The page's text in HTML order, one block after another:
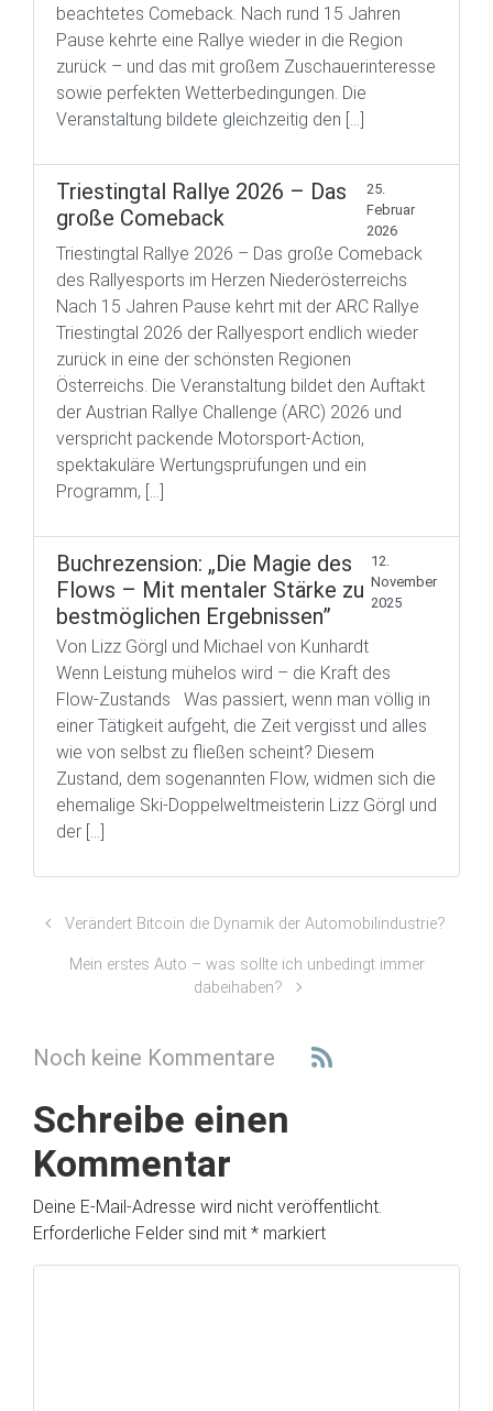
beachtetes Comeback. Nach rund 15 Jahren
Pause kehrte eine Rallye wieder in die Region
zurück – und das mit großem Zuschauerinteresse
sowie perfekten Wetterbedingungen. Die
Veranstaltung bildete gleichzeitig den […]
Triestingtal Rallye 2026 – Das
große Comeback
25.
Februar
2026
Triestingtal Rallye 2026 – Das große Comeback
des Rallyesports im Herzen Niederösterreichs
Nach 15 Jahren Pause kehrt mit der ARC Rallye
Triestingtal 2026 der Rallyesport endlich wieder
zurück in eine der schönsten Regionen
Österreichs. Die Veranstaltung bildet den Auftakt
der Austrian Rallye Challenge (ARC) 2026 und
verspricht packende Motorsport-Action,
spektakuläre Wertungsprüfungen und ein
Programm, […]
Buchrezension: „Die Magie des
Flows – Mit mentaler Stärke zu
bestmöglichen Ergebnissen”
12.
November
2025
Von Lizz Görgl und Michael von Kunhardt
Wenn Leistung mühelos wird – die Kraft des
Flow-Zustands Was passiert, wenn man völlig in
einer Tätigkeit aufgeht, die Zeit vergisst und alles
wie von selbst zu fließen scheint? Diesem
Zustand, dem sogenannten Flow, widmen sich die
ehemalige Ski-Doppelweltmeisterin Lizz Görgl und
der […]
Verändert Bitcoin die Dynamik der Automobilindustrie?
Mein erstes Auto – was sollte ich unbedingt immer
dabeihaben?
Noch keine Kommentare
Schreibe einen
Kommentar
Deine E-Mail-Adresse wird nicht veröffentlicht.
Erforderliche Felder sind mit * markiert